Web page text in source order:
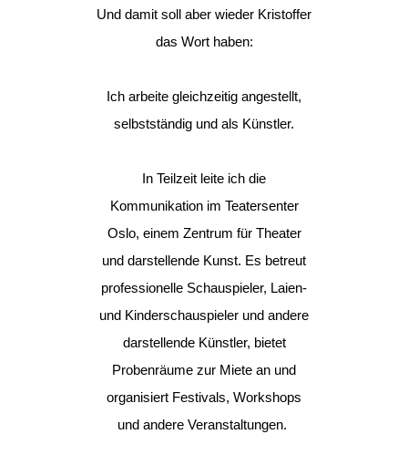
Und damit soll aber wieder Kristoffer
das Wort haben:
Ich arbeite gleichzeitig angestellt,
selbstständig und als Künstler.
In Teilzeit leite ich die
Kommunikation im Teatersenter
Oslo, einem Zentrum für Theater
und darstellende Kunst. Es betreut
professionelle Schauspieler, Laien-
und Kinderschauspieler und andere
darstellende Künstler, bietet
Probenräume zur Miete an und
organisiert Festivals, Workshops
und andere Veranstaltungen.